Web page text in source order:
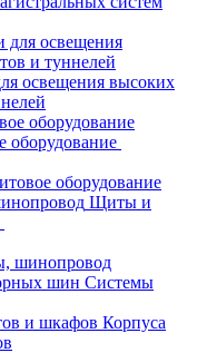
освещения высоких
оборудование
оборудование
Щиты и
шинопровод
Системы
Корпуса